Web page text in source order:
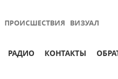
ПРОИСШЕСТВИЯ ВИЗУАЛ
РАДИО КОНТАКТЫ